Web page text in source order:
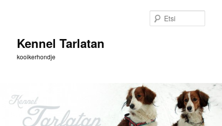
Kennel Tarlatan
kooikerhondje